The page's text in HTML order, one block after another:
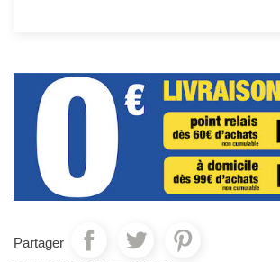
Partager